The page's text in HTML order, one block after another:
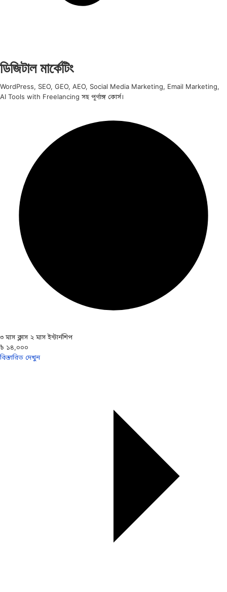
ডিজিটাল মার্কেটিং
WordPress, SEO, GEO, AEO, Social Media Marketing, Email Marketing,
AI Tools with Freelancing সহ পূর্ণাঙ্গ কোর্স।
৩ মাস ক্লাস ২ মাস ইন্টার্নশিপ
৳ ১৪,০০০
বিস্তারিত দেখুন